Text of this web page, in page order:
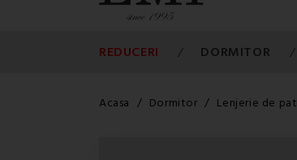
REDUCERI DORMITOR
Acasa Dormitor Lenjerie de pat